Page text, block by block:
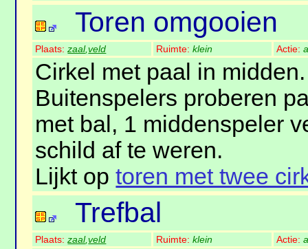
Toren omgooien
Plaats:zaal,veld Ruimte:klein Actie:
Cirkel met paal in midden.
Buitenspelers proberen
met bal, 1 middenspeler
schild af te weren.
Lijkt optoren met twee
Trefbal
Plaats:zaal,veld Ruimte:klein Actie: